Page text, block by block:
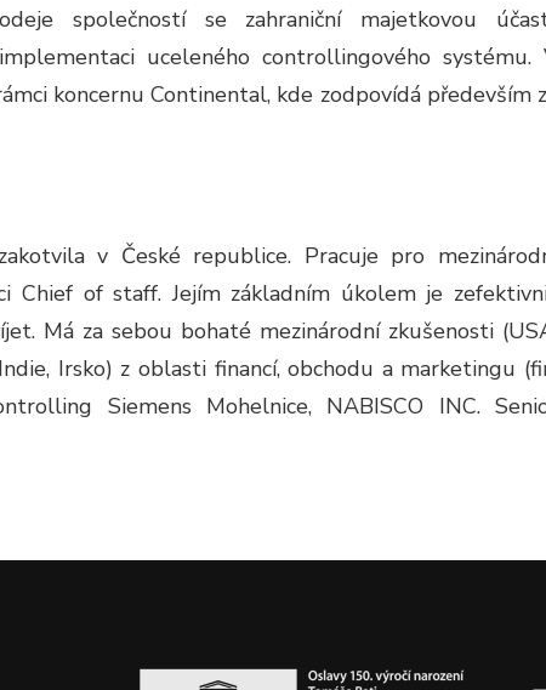
společností se zahraniční majetkovou
uceleného controllingového systému.
koncernu Continental, kde zodpovídá především
v České republice. Pracuje pro
Chief of staff. Jejím základním úkolem je
Má za sebou bohaté mezinárodní zkušenosti
Irsko) z oblasti financí, obchodu a marketingu
Siemens Mohelnice, NABISCO INC.